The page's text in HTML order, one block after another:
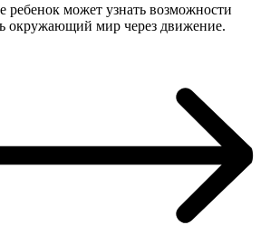
ребенок может узнать возможности
окружающий мир через движение.